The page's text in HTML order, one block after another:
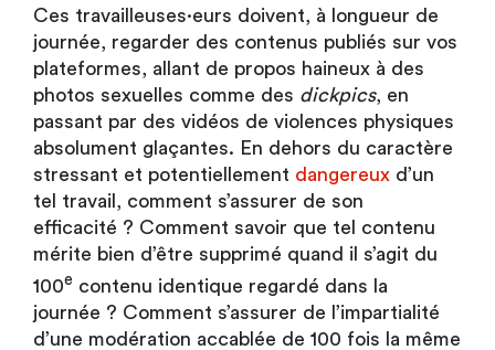
Ces travailleuses·eurs doivent, à longueur de
journée, regarder des contenus publiés sur vos
plateformes, allant de propos haineux à des
photos sexuelles comme des dickpics, en
passant par des vidéos de violences physiques
absolument glaçantes. En dehors du caractère
stressant et potentiellement dangereux d’un
tel travail, comment s’assurer de son
efficacité ? Comment savoir que tel contenu
mérite bien d’être supprimé quand il s’agit du
100e contenu identique regardé dans la
journée ? Comment s’assurer de l’impartialité
d’une modération accablée de 100 fois la même